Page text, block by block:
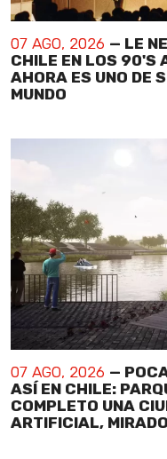
07 AGO, 2026 — LE
CHILE EN LOS 90'S
AHORA ES UNO DE
MUNDO
07 AGO, 2026 —
ASÍ EN CHILE:
COMPLETO UNA
ARTIFICIAL,